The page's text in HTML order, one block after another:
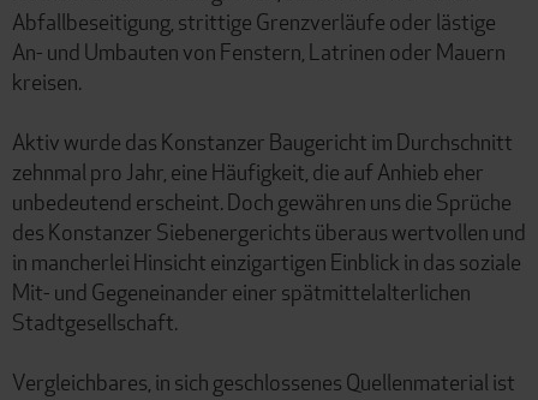
Abfallbeseitigung, strittige Grenzverläufe oder lästige
An- und Umbauten von Fenstern, Latrinen oder Mauern
kreisen.
Aktiv wurde das Konstanzer Baugericht im Durchschnitt
zehnmal pro Jahr, eine Häufigkeit, die auf Anhieb eher
unbedeutend erscheint. Doch gewähren uns die Sprüche
des Konstanzer Siebenergerichts überaus wertvollen und
in mancherlei Hinsicht einzigartigen Einblick in das soziale
Mit- und Gegeneinander einer spätmittelalterlichen
Stadtgesellschaft.
Vergleichbares, in sich geschlossenes Quellenmaterial ist